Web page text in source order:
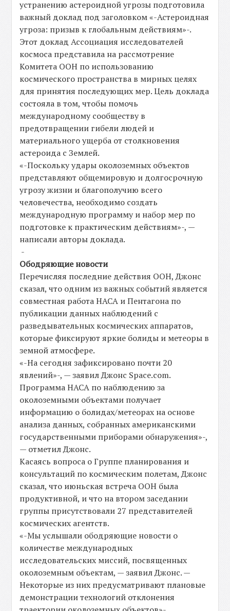
устранению астероидной угрозы подготовила
важный доклад под заголовком «-Астероидная
угроза: призыв к глобальным действиям»-.
Этот доклад Ассоциация исследователей
космоса представила на рассмотрение
Комитета ООН по использованию
космического пространства в мирных целях
для принятия последующих мер. Цель доклада
состояла в том, чтобы помочь
международному сообществу в
предотвращении гибели людей и
материального ущерба от столкновения
астероида с Землей.
«-Поскольку удары околоземных объектов
представляют общемировую и долгосрочную
угрозу жизни и благополучию всего
человечества, необходимо создать
международную программу и набор мер по
подготовке к практическим действиям»-, —
написали авторы доклада.
-
Ободряющие новости
Перечисляя последние действия ООН, Джонс
сказал, что одним из важных событий является
совместная работа НАСА и Пентагона по
публикации данных наблюдений с
разведывательных космических аппаратов,
которые фиксируют яркие болиды и метеоры в
земной атмосфере.
«-На сегодня зафиксировано почти 20
явлений»-, — заявил Джонс Space.com.
Программа НАСА по наблюдению за
околоземными объектами получает
информацию о болидах/метеорах на основе
анализа данных, собранных американскими
государственными приборами обнаружения»-,
— отметил Джонс.
Касаясь вопроса о Группе планирования и
консультаций по космическим полетам, Джонс
сказал, что июньская встреча ООН была
продуктивной, и что на втором заседании
группы присутствовали 27 представителей
космических агентств.
«-Мы услышали ободряющие новости о
количестве международных
исследовательских миссий, посвященных
околоземным объектам, — заявил Джонс. —
Некоторые из них предусматривают плановые
демонстрации технологий отклонения